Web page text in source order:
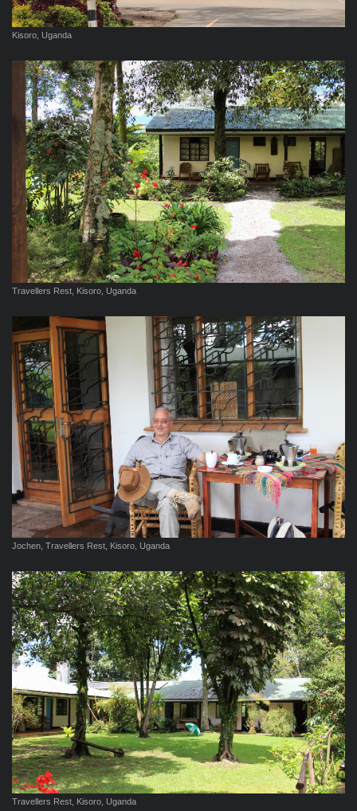
Kisoro, Uganda
Travellers Rest, Kisoro, Uganda
Jochen, Travellers Rest, Kisoro, Uganda
Travellers Rest, Kisoro, Uganda